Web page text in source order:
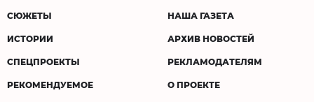
СЮЖЕТЫ
ИСТОРИИ
СПЕЦПРОЕКТЫ
РЕКОМЕНДУЕМОЕ
НАША ГАЗЕТА
АРХИВ НОВОСТЕЙ
РЕКЛАМОДАТЕЛЯМ
О ПРОЕКТЕ